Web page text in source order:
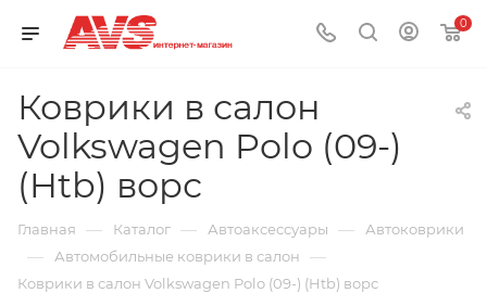
0
Коврики в салон
Volkswagen Polo (09-)
(Htb) ворс
Главная — Каталог — Автоаксессуары — Автоковрики
— Автомобильные коврики в салон —
Коврики в салон Volkswagen Polo (09-) (Htb) ворс